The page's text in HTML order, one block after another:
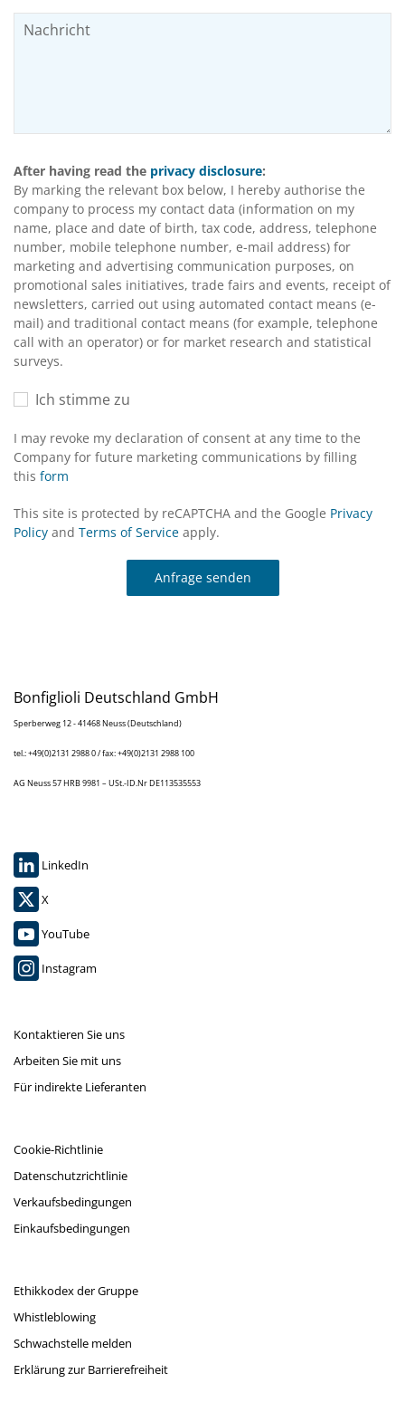
After having read the privacy disclosure:
By marking the relevant box below, I hereby authorise the
company to process my contact data (information on my
name, place and date of birth, tax code, address, telephone
number, mobile telephone number, e-mail address) for
marketing and advertising communication purposes, on
promotional sales initiatives, trade fairs and events, receipt of
newsletters, carried out using automated contact means (e-
mail) and traditional contact means (for example, telephone
call with an operator) or for market research and statistical
surveys.
Ich stimme zu
I may revoke my declaration of consent at any time to the
Company for future marketing communications by filling
this form
This site is protected by reCAPTCHA and the Google Privacy
Policy and Terms of Service apply.
Anfrage senden
Bonfiglioli Deutschland GmbH
Sperberweg 12 - 41468 Neuss (Deutschland)
tel.: +49(0)2131 2988 0 / fax: +49(0)2131 2988 100
AG Neuss 57 HRB 9981 – USt.-ID.Nr DE113535553
LinkedIn
X
YouTube
Instagram
Kontaktieren Sie uns
Arbeiten Sie mit uns
Für indirekte Lieferanten
Cookie-Richtlinie
Datenschutzrichtlinie
Verkaufsbedingungen
Einkaufsbedingungen
Ethikkodex der Gruppe
Whistleblowing
Schwachstelle melden
Erklärung zur Barrierefreiheit